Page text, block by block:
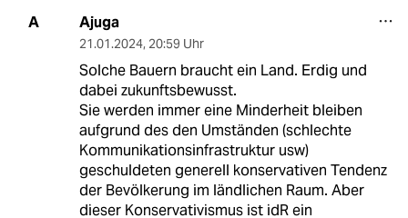
A Ajuga
21.01.2024, 20:59 Uhr
Solche Bauern braucht ein Land. Erdig und
dabei zukunftsbewusst.
Sie werden immer eine Minderheit bleiben
aufgrund des den Umständen (schlechte
Kommunikationsinfrastruktur usw)
geschuldeten generell konservativen Tendenz
der Bevölkerung im ländlichen Raum. Aber
dieser Konservativismus ist idR ein